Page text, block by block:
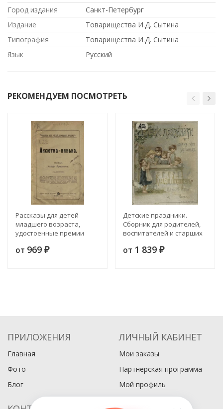
Город издания
Санкт-Петербург
Издание
Товарищества И.Д. Сытина
Типография
Товарищества И.Д. Сытина
Язык
Русский
РЕКОМЕНДУЕМ ПОСМОТРЕТЬ
Рассказы для детей
младшего возраста,
удостоенные премии
Фребелевского
от 969 ₽
Детские праздники.
Сборник для родителей,
воспитателей и старших
от 1 839 ₽
ПРИЛОЖЕНИЯ
Главная
Фото
Блог
ЛИЧНЫЙ КАБИНЕТ
Мои заказы
Партнерская программа
Мой профиль